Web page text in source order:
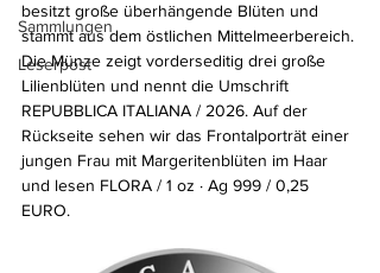
Sammlungen
Leserpost
besitzt große überhängende Blüten und
stammt aus dem östlichen Mittelmeerbereich.
Die Münze zeigt vorderseditig drei große
Lilienblüten und nennt die Umschrift
REPUBBLICA ITALIANA / 2026. Auf der
Rückseite sehen wir das Frontalporträt einer
jungen Frau mit Margeritenblüten im Haar
und lesen FLORA / 1 oz · Ag 999 / 0,25
EURO.